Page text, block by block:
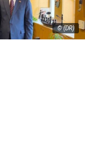
© (DR)